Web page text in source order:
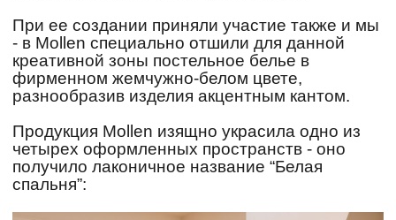
При ее создании приняли участие также и мы
- в Mollen специально отшили для данной
креативной зоны постельное белье в
фирменном жемчужно-белом цвете,
разнообразив изделия акцентным кантом.
Продукция Mollen изящно украсила одно из
четырех оформленных пространств - оно
получило лаконичное название “Белая
спальня”: